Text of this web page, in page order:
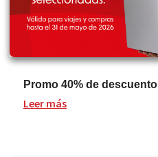
Promo 40% de descuento
Leer más